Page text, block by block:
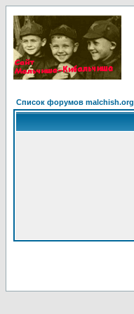
Список форумов malchish.org